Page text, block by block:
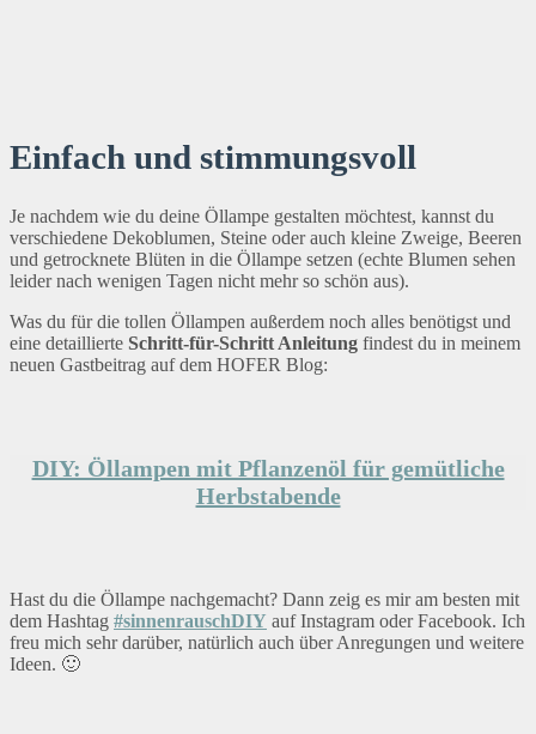
Einfach und stimmungsvoll
Je nachdem wie du deine Öllampe gestalten möchtest, kannst du
verschiedene Dekoblumen, Steine oder auch kleine Zweige, Beeren
und getrocknete Blüten in die Öllampe setzen (echte Blumen sehen
leider nach wenigen Tagen nicht mehr so schön aus).
Was du für die tollen Öllampen außerdem noch alles benötigst und
eine detaillierte Schritt-für-Schritt Anleitung findest du in meinem
neuen Gastbeitrag auf dem HOFER Blog:
DIY: Öllampen mit Pflanzenöl für gemütliche
Herbstabende
Hast du die Öllampe nachgemacht? Dann zeig es mir am besten mit
dem Hashtag #sinnenrauschDIY auf Instagram oder Facebook. Ich
freu mich sehr darüber, natürlich auch über Anregungen und weitere
Ideen. 🙂